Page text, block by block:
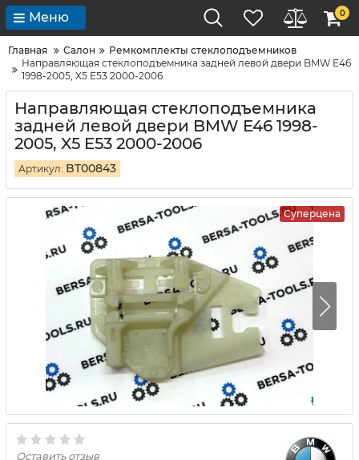
Меню 0
Главная Салон
Ремкомплекты стеклоподъемников
Направляющая стеклоподъемника задней левой двери BMW E46
1998-2005, X5 E53 2000-2006
Направляющая стеклоподъемника
задней левой двери BMW E46 1998-
2005, X5 E53 2000-2006
Артикул: BT00843
Суперцена
Оставить отзыв